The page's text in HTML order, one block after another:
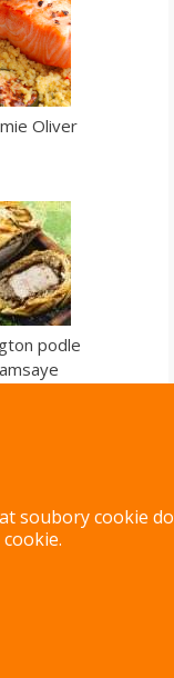
Oliver
podle
soubory cookie do
.